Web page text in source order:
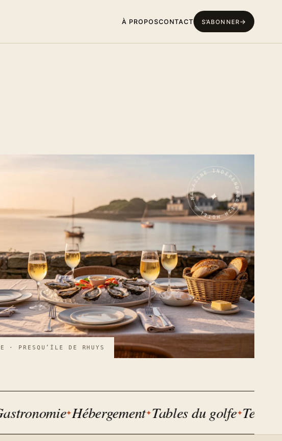
À PROPOSCONTACT S’ABONNER
· PRESQU’ÎLE DE RHUYS
BREIZH HOTEL · MAGAZINE INDÉPENDANT · GOLFE DU MORBIHAN ·
✦
Hébergement Tables du golfe Terroir et